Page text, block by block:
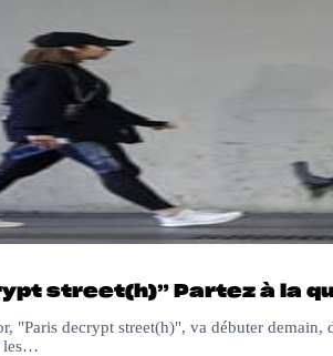
street(h)” Partez à la
"Paris decrypt street(h)", va débuter
les…